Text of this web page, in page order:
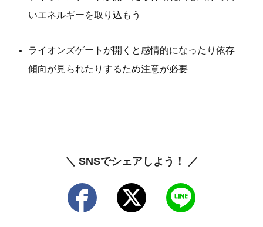
いエネルギーを取り込もう
ライオンズゲートが開くと感情的になったり依存
傾向が見られたりするため注意が必要
＼ SNSでシェアしよう！ ／